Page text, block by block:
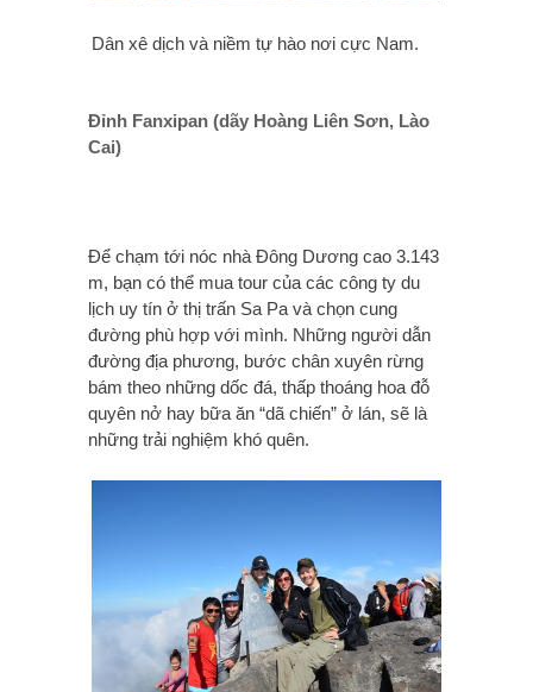
Dân xê dịch và niềm tự hào nơi cực Nam.
Đỉnh Fanxipan (dãy Hoàng Liên Sơn, Lào
Cai)
Để chạm tới nóc nhà Đông Dương cao 3.143
m, bạn có thể mua tour của các công ty du
lịch uy tín ở thị trấn Sa Pa và chọn cung
đường phù hợp với mình. Những người dẫn
đường địa phương, bước chân xuyên rừng
bám theo những dốc đá, thấp thoáng hoa đỗ
quyên nở hay bữa ăn “dã chiến” ở lán, sẽ là
những trải nghiệm khó quên.